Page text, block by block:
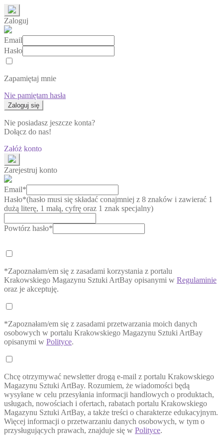
Zaloguj
Email
Hasło
Zapamiętaj mnie
Nie pamiętam hasła
Nie posiadasz jeszcze konta?
Dołącz do nas!
Załóż konto
Zarejestruj konto
Email*
Hasło*(hasło musi się składać conajmniej z 8 znaków i zawierać 1
dużą literę, 1 małą, cyfrę oraz 1 znak specjalny)
Powtórz hasło*
*Zapoznałam/em się z zasadami korzystania z portalu
Krakowskiego Magazynu Sztuki ArtBay opisanymi w Regulaminie
oraz je akceptuję.
*Zapoznałam/em się z zasadami przetwarzania moich danych
osobowych w portalu Krakowskiego Magazynu Sztuki ArtBay
opisanymi w Polityce.
Chcę otrzymywać newsletter drogą e-mail z portalu Krakowskiego
Magazynu Sztuki ArtBay. Rozumiem, że wiadomości będą
wysyłane w celu przesyłania informacji handlowych o produktach,
usługach, nowościach i ofertach, rabatach portalu Krakowskiego
Magazynu Sztuki ArtBay, a także treści o charakterze edukacyjnym.
Więcej informacji o przetwarzaniu danych osobowych, w tym o
przysługujących prawach, znajduje się w Polityce.